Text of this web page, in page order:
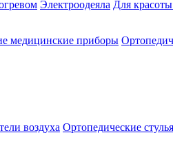
Электроодеяла Для
медицинские приборы
воздуха Ортопедические стулья